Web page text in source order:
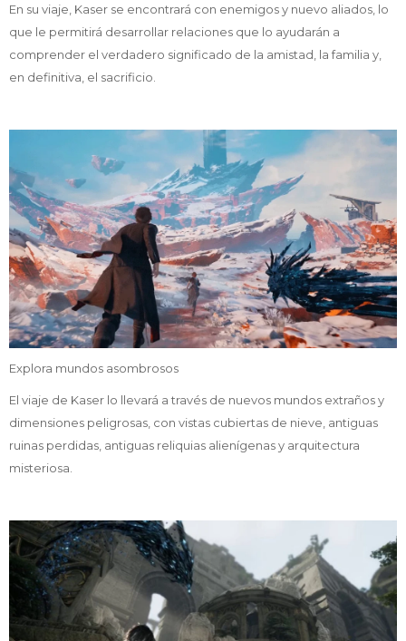
En su viaje, Kaser se encontrará con enemigos y nuevo aliados, lo
que le permitirá desarrollar relaciones que lo ayudarán a
comprender el verdadero significado de la amistad, la familia y,
en definitiva, el sacrificio.
Explora mundos asombrosos
El viaje de Kaser lo llevará a través de nuevos mundos extraños y
dimensiones peligrosas, con vistas cubiertas de nieve, antiguas
ruinas perdidas, antiguas reliquias alienígenas y arquitectura
misteriosa.